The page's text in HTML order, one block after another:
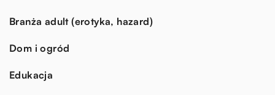
Branża adult (erotyka, hazard)
Dom i ogród
Edukacja